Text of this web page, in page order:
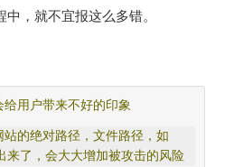
，就不宜报这么多错。
给用户带来不好的印象
站的绝对路径，文件路径，如
来了，会大大增加被攻击的风险